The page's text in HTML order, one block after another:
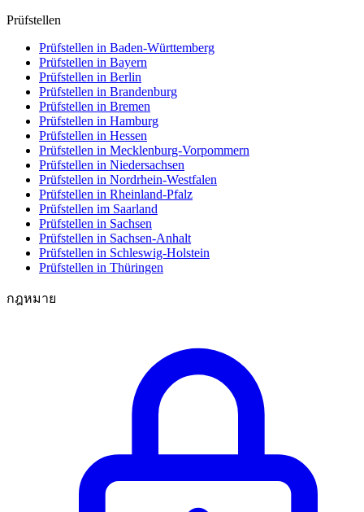
Prüfstellen
Prüfstellen in Baden-Württemberg
Prüfstellen in Bayern
Prüfstellen in Berlin
Prüfstellen in Brandenburg
Prüfstellen in Bremen
Prüfstellen in Hamburg
Prüfstellen in Hessen
Prüfstellen in Mecklenburg-Vorpommern
Prüfstellen in Niedersachsen
Prüfstellen in Nordrhein-Westfalen
Prüfstellen in Rheinland-Pfalz
Prüfstellen im Saarland
Prüfstellen in Sachsen
Prüfstellen in Sachsen-Anhalt
Prüfstellen in Schleswig-Holstein
Prüfstellen in Thüringen
กฎหมาย